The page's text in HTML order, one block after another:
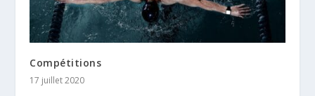
Compétitions
17 juillet 2020